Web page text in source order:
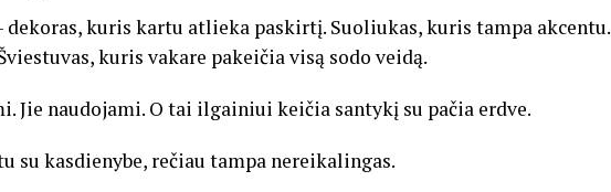
dekoras, kuris kartu atlieka paskirtį. Suoliukas, kuris tampa akcentu.
kuris vakare pakeičia visą sodo veidą.
Jie naudojami. O tai ilgainiui keičia santykį su pačia erdve.
su kasdienybe, rečiau tampa nereikalingas.